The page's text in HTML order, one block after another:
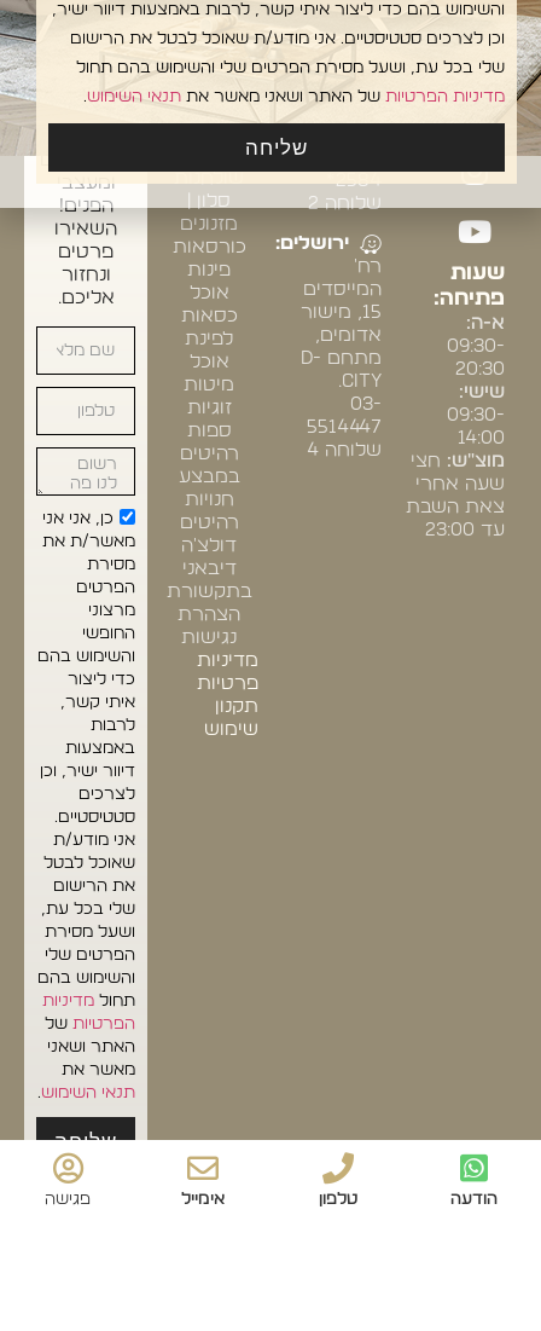
הודעה טלפון אימייל פגישה
עקבו
אחרינו
ברשתות:
שעות
פתיחה:
א-ה:
09:30-
20:30
שישי:
09:30-
14:00
מוצ"ש: חצי
שעה אחרי
צאת השבת
עד 23:00
אולמות
התצוגה:
ראשון
לציון:
רח' יוסף
2584*
שלוחה 2
ירושלים:
רח'
המייסדים
15, מישור
אדומים,
מתחם D-
CITY.
03-
5514447
שלוחה 4
מפת אתר
ריהוט
לבית
מערכות
שולחנות
סלון |
מזנונים
כורסאות
פינות
אוכל
כסאות
לפינת
אוכל
מיטות
זוגיות
ספות
רהיטים
במבצע
חנויות
רהיטים
דולצ'ה
דיבאני
בתקשורת
הצהרת
נגישות
מדיניות
פרטיות
תקנון
שימוש
אדריכלים
ומעצבי
פנים?
מוזמנים
ומעצבי
הפנים!
השאירו
פרטים
ונחזור
אליכם.
כן, אני אני
מאשר/ת את
מסירת
הפרטים
מרצוני
החופשי
והשימוש בהם
כדי ליצור
איתי קשר,
לרבות
באמצעות
דיוור ישיר, וכן
לצרכים
סטטיסטיים.
אני מודע/ת
שאוכל לבטל
את הרישום
שלי בכל עת,
ושעל מסירת
הפרטים שלי
והשימוש בהם
תחול מדיניות
הפרטיות של
האתר ושאני
מאשר את
תנאי השימוש.
שליחה
© כל הזכויות שמורות לדולצ'ה דיבאני
והשימוש בהם כדי ליצור איתי קשר, לרבות באמצעות דיוור ישיר,
וכן לצרכים סטטיסטיים. אני מודע/ת שאוכל לבטל את הרישום
שלי בכל עת, ושעל מסירת הפרטים שלי והשימוש בהם תחול
מדיניות הפרטיות של האתר ושאני מאשר את תנאי השימוש.
שליחה